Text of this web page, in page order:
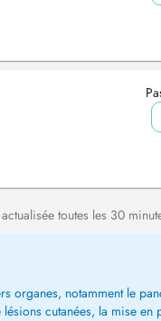
toutes les 30
organes, notamment le
cutanées, la mise